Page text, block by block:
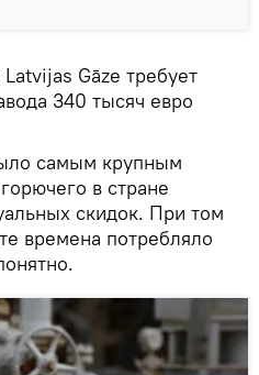
Latvijas Gāze требует
340 тысяч евро
самым крупным
в стране
скидок. При том
времена потребляло